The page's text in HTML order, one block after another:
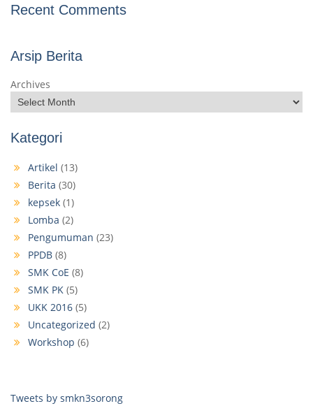
Recent Comments
Arsip Berita
Archives
Kategori
Artikel (13)
Berita (30)
kepsek (1)
Lomba (2)
Pengumuman (23)
PPDB (8)
SMK CoE (8)
SMK PK (5)
UKK 2016 (5)
Uncategorized (2)
Workshop (6)
Tweets by smkn3sorong